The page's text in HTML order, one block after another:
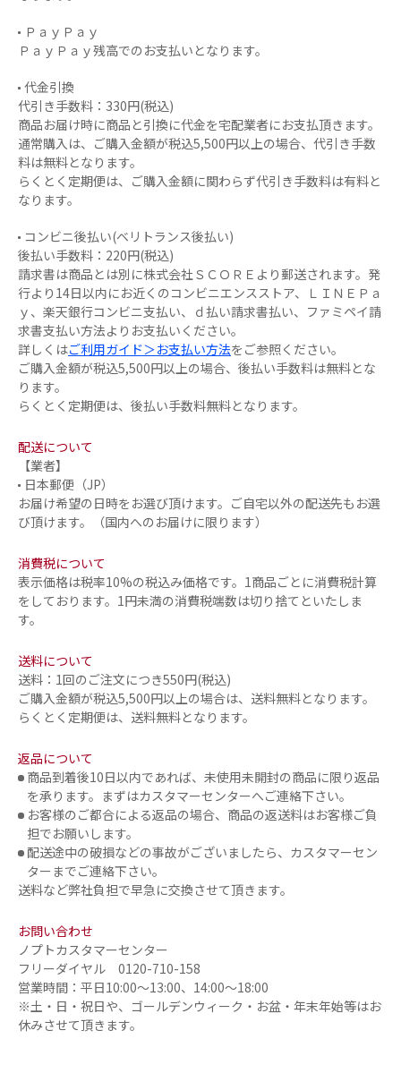
ＰａｙＰａｙ
ＰａｙＰａｙ残高でのお支払いとなります。
代金引換
代引き手数料：330円(税込)
商品お届け時に商品と引換に代金を宅配業者にお支払頂きます。
通常購入は、ご購入金額が税込5,500円以上の場合、代引き手数
料は無料となります。
らくとく定期便は、ご購入金額に関わらず代引き手数料は有料と
なります。
コンビニ後払い(ベリトランス後払い)
後払い手数料：220円(税込)
請求書は商品とは別に株式会社ＳＣＯＲＥより郵送されます。発
行より14日以内にお近くのコンビニエンスストア、ＬＩＮＥＰａ
ｙ、楽天銀行コンビニ支払い、ｄ払い請求書払い、ファミペイ請
求書支払い方法よりお支払いください。
詳しくはご利用ガイド＞お支払い方法をご参照ください。
ご購入金額が税込5,500円以上の場合、後払い手数料は無料とな
ります。
らくとく定期便は、後払い手数料無料となります。
配送について
【業者】
日本郵便（JP）
お届け希望の日時をお選び頂けます。ご自宅以外の配送先もお選
び頂けます。（国内へのお届けに限ります）
消費税について
表示価格は税率10%の税込み価格です。1商品ごとに消費税計算
をしております。1円未満の消費税端数は切り捨てといたしま
す。
送料について
送料：1回のご注文につき550円(税込)
ご購入金額が税込5,500円以上の場合は、送料無料となります。
らくとく定期便は、送料無料となります。
返品について
商品到着後10日以内であれば、未使用未開封の商品に限り返品
を承ります。まずはカスタマーセンターへご連絡下さい。
お客様のご都合による返品の場合、商品の返送料はお客様ご負
担でお願いします。
配送途中の破損などの事故がございましたら、カスタマーセン
ターまでご連絡下さい。
送料など弊社負担で早急に交換させて頂きます。
お問い合わせ
ノプトカスタマーセンター
フリーダイヤル 0120-710-158
営業時間：平日10:00～13:00、14:00～18:00
※土・日・祝日や、ゴールデンウィーク・お盆・年末年始等はお
休みさせて頂きます。